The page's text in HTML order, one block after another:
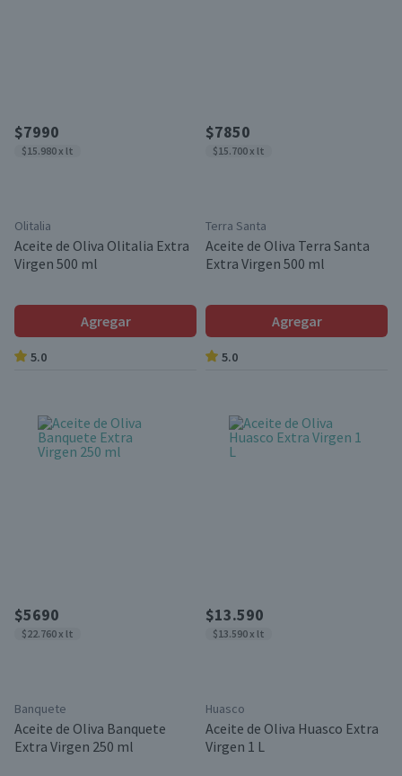
$7990
$15.980 x lt
Olitalia
Aceite de Oliva Olitalia Extra
Virgen 500 ml
Agregar
5.0
$7850
$15.700 x lt
Terra Santa
Aceite de Oliva Terra Santa
Extra Virgen 500 ml
Agregar
5.0
$5690
$22.760 x lt
Banquete
Aceite de Oliva Banquete
Extra Virgen 250 ml
$13.590
$13.590 x lt
Huasco
Aceite de Oliva Huasco Extra
Virgen 1 L